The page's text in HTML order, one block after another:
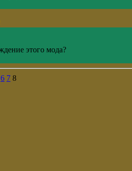
этого мода?
6 7 8